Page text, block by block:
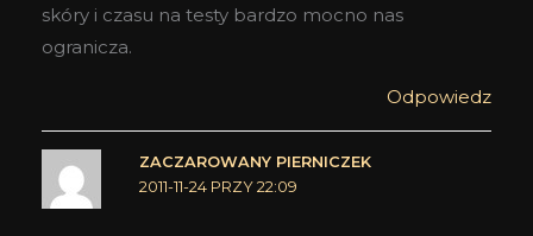
skóry i czasu na testy bardzo mocno nas
ogranicza.
Odpowiedz
ZACZAROWANY PIERNICZEK
2011-11-24 PRZY 22:09